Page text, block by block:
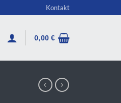
Kontakt
0,00€